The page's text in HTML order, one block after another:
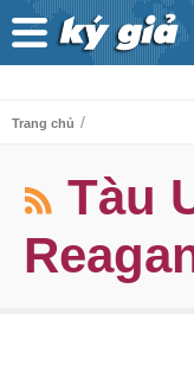
Trang chủ /
Tàu